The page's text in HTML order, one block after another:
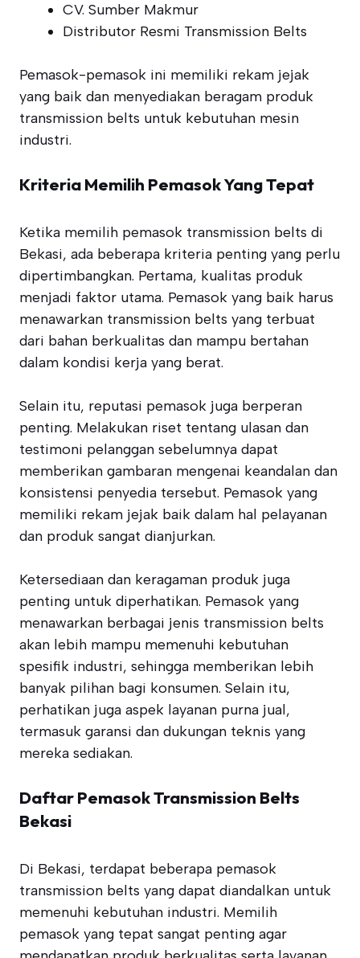
CV. Sumber Makmur
Distributor Resmi Transmission Belts
Pemasok-pemasok ini memiliki rekam jejak
yang baik dan menyediakan beragam produk
transmission belts untuk kebutuhan mesin
industri.
Kriteria Memilih Pemasok Yang Tepat
Ketika memilih pemasok transmission belts di
Bekasi, ada beberapa kriteria penting yang perlu
dipertimbangkan. Pertama, kualitas produk
menjadi faktor utama. Pemasok yang baik harus
menawarkan transmission belts yang terbuat
dari bahan berkualitas dan mampu bertahan
dalam kondisi kerja yang berat.
Selain itu, reputasi pemasok juga berperan
penting. Melakukan riset tentang ulasan dan
testimoni pelanggan sebelumnya dapat
memberikan gambaran mengenai keandalan dan
konsistensi penyedia tersebut. Pemasok yang
memiliki rekam jejak baik dalam hal pelayanan
dan produk sangat dianjurkan.
Ketersediaan dan keragaman produk juga
penting untuk diperhatikan. Pemasok yang
menawarkan berbagai jenis transmission belts
akan lebih mampu memenuhi kebutuhan
spesifik industri, sehingga memberikan lebih
banyak pilihan bagi konsumen. Selain itu,
perhatikan juga aspek layanan purna jual,
termasuk garansi dan dukungan teknis yang
mereka sediakan.
Daftar Pemasok Transmission Belts
Bekasi
Di Bekasi, terdapat beberapa pemasok
transmission belts yang dapat diandalkan untuk
memenuhi kebutuhan industri. Memilih
pemasok yang tepat sangat penting agar